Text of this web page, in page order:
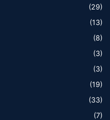
(29)
(13)
(8)
(3)
(3)
(19)
(33)
(7)